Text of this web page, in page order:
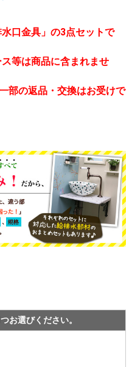
口金具」の3点セットで
等は商品に含まれませ
部の返品・交換はお受けで
お選びください。